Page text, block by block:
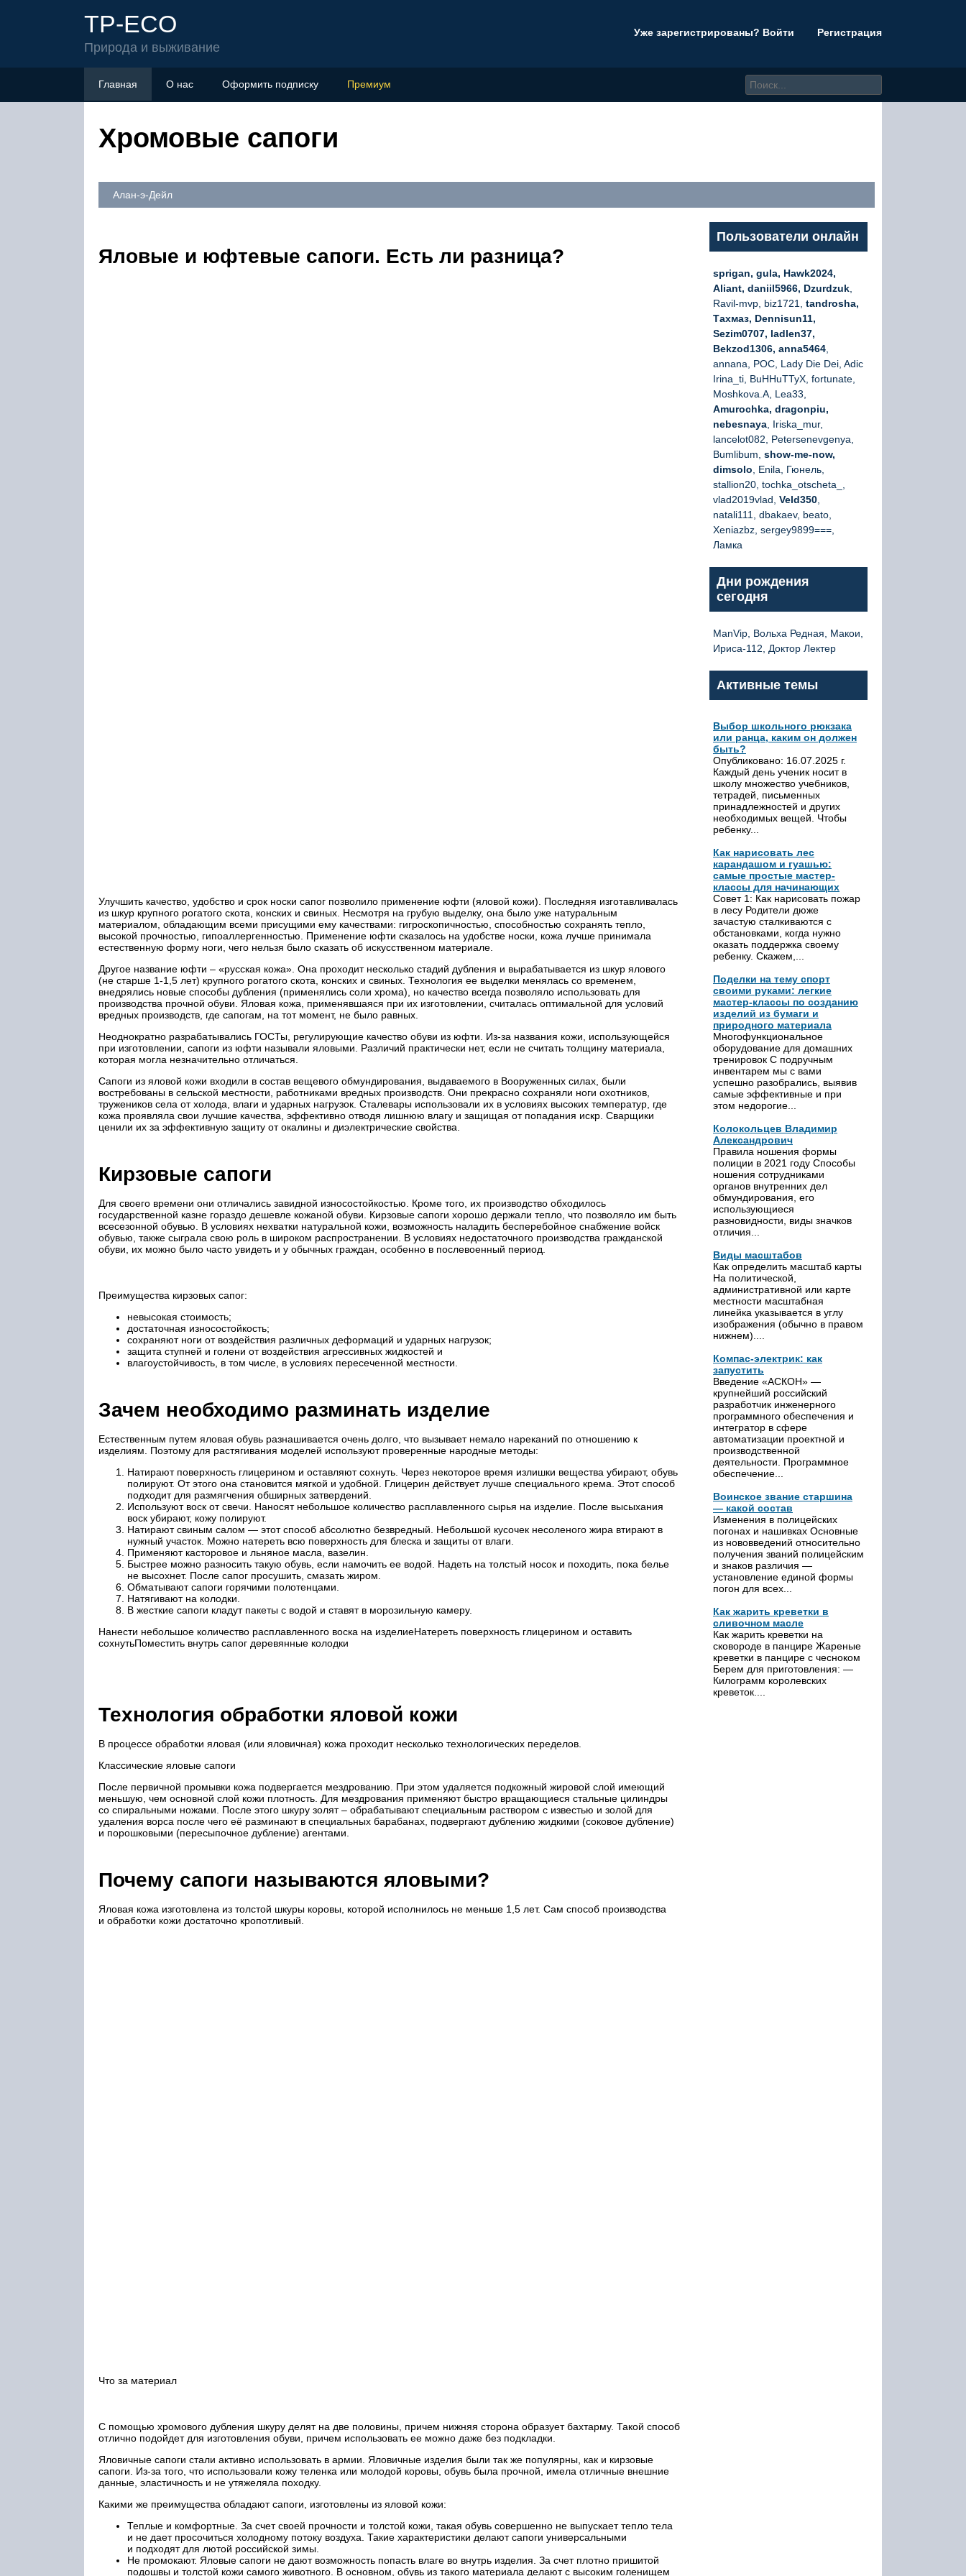
TP-ECO
Природа и выживание
Уже зарегистрированы? Войти Регистрация
Главная О нас Оформить подписку Премиум
Хромовые сапоги
Алан-э-Дейл
Яловые и юфтевые сапоги. Есть ли разница?
Улучшить качество, удобство и срок носки сапог позволило применение юфти (яловой кожи). Последняя изготавливалась
из шкур крупного рогатого скота, конских и свиных. Несмотря на грубую выделку, она было уже натуральным
материалом, обладающим всеми присущими ему качествами: гигроскопичностью, способностью сохранять тепло,
высокой прочностью, гипоаллергенностью. Применение юфти сказалось на удобстве носки, кожа лучше принимала
естественную форму ноги, чего нельзя было сказать об искусственном материале.
Другое название юфти – «русская кожа». Она проходит несколько стадий дубления и вырабатывается из шкур ялового
(не старше 1-1,5 лет) крупного рогатого скота, конских и свиных. Технология ее выделки менялась со временем,
внедрялись новые способы дубления (применялись соли хрома), но качество всегда позволяло использовать для
производства прочной обуви. Яловая кожа, применявшаяся при их изготовлении, считалась оптимальной для условий
вредных производств, где сапогам, на тот момент, не было равных.
Неоднократно разрабатывались ГОСТы, регулирующие качество обуви из юфти. Из-за названия кожи, использующейся
при изготовлении, сапоги из юфти называли яловыми. Различий практически нет, если не считать толщину материала,
которая могла незначительно отличаться.
Сапоги из яловой кожи входили в состав вещевого обмундирования, выдаваемого в Вооруженных силах, были
востребованы в сельской местности, работниками вредных производств. Они прекрасно сохраняли ноги охотников,
тружеников села от холода, влаги и ударных нагрузок. Сталевары использовали их в условиях высоких температур, где
кожа проявляла свои лучшие качества, эффективно отводя лишнюю влагу и защищая от попадания искр. Сварщики
ценили их за эффективную защиту от окалины и диэлектрические свойства.
Кирзовые сапоги
Для своего времени они отличались завидной износостойкостью. Кроме того, их производство обходилось
государственной казне гораздо дешевле кожаной обуви. Кирзовые сапоги хорошо держали тепло, что позволяло им быть
всесезонной обувью. В условиях нехватки натуральной кожи, возможность наладить бесперебойное снабжение войск
обувью, также сыграла свою роль в широком распространении. В условиях недостаточного производства гражданской
обуви, их можно было часто увидеть и у обычных граждан, особенно в послевоенный период.
Преимущества кирзовых сапог:
невысокая стоимость;
достаточная износостойкость;
сохраняют ноги от воздействия различных деформаций и ударных нагрузок;
защита ступней и голени от воздействия агрессивных жидкостей и
влагоустойчивость, в том числе, в условиях пересеченной местности.
Зачем необходимо разминать изделие
Естественным путем яловая обувь разнашивается очень долго, что вызывает немало нареканий по отношению к
изделиям. Поэтому для растягивания моделей используют проверенные народные методы:
Натирают поверхность глицерином и оставляют сохнуть. Через некоторое время излишки вещества убирают, обувь
полируют. От этого она становится мягкой и удобной. Глицерин действует лучше специального крема. Этот способ
подходит для размягчения обширных затвердений.
Используют воск от свечи. Наносят небольшое количество расплавленного сырья на изделие. После высыхания
воск убирают, кожу полируют.
Натирают свиным салом — этот способ абсолютно безвредный. Небольшой кусочек несоленого жира втирают в
нужный участок. Можно натереть всю поверхность для блеска и защиты от влаги.
Применяют касторовое и льняное масла, вазелин.
Быстрее можно разносить такую обувь, если намочить ее водой. Надеть на толстый носок и походить, пока белье
не высохнет. После сапог просушить, смазать жиром.
Обматывают сапоги горячими полотенцами.
Натягивают на колодки.
В жесткие сапоги кладут пакеты с водой и ставят в морозильную камеру.
Нанести небольшое количество расплавленного воска на изделиеНатереть поверхность глицерином и оставить
сохнутьПоместить внутрь сапог деревянные колодки
Технология обработки яловой кожи
В процессе обработки яловая (или яловичная) кожа проходит несколько технологических переделов.
Классические яловые сапоги
После первичной промывки кожа подвергается мездрованию. При этом удаляется подкожный жировой слой имеющий
меньшую, чем основной слой кожи плотность. Для мездрования применяют быстро вращающиеся стальные цилиндры
со спиральными ножами. После этого шкуру золят – обрабатывают специальным раствором с известью и золой для
удаления ворса после чего её разминают в специальных барабанах, подвергают дублению жидкими (соковое дубление)
и порошковыми (пересыпочное дубление) агентами.
Почему сапоги называются яловыми?
Яловая кожа изготовлена из толстой шкуры коровы, которой исполнилось не меньше 1,5 лет. Сам способ производства
и обработки кожи достаточно кропотливый.
Что за материал
С помощью хромового дубления шкуру делят на две половины, причем нижняя сторона образует бахтарму. Такой способ
отлично подойдет для изготовления обуви, причем использовать ее можно даже без подкладки.
Яловичные сапоги стали активно использовать в армии. Яловичные изделия были так же популярны, как и кирзовые
сапоги. Из-за того, что использовали кожу теленка или молодой коровы, обувь была прочной, имела отличные внешние
данные, эластичность и не утяжеляла походку.
Какими же преимущества обладают сапоги, изготовлены из яловой кожи:
Теплые и комфортные. За счет своей прочности и толстой кожи, такая обувь совершенно не выпускает тепло тела
и не дает просочиться холодному потоку воздуха. Такие характеристики делают сапоги универсальными
и подходят для лютой российской зимы.
Не промокают. Яловые сапоги не дают возможность попасть влаге во внутрь изделия. За счет плотно пришитой
подошвы и толстой кожи самого животного. В основном, обувь из такого материала делают с высоким голенищем
Пользователи онлайн
sprigan, gula, Hawk2024,
Aliant, daniil5966, Dzurdzuk
Ravil-mvp, biz1721, tandrosha,
Тахмаз, Dennisun11,
Sezim0707, ladlen37,
Bekzod1306, anna5464
annana, РОС, Lady Die Dei, Adic
Irina_ti, BuHHuTTyX, fortunate,
Moshkova.A, Lea33,
Amurochka, dragonpiu,
nebesnaya , Iriska_mur,
lancelot082, Petersenevgenya,
Bumlibum, show-me-now,
dimsolo , Enila, Гюнель,
stallion20, tochka_otscheta_,
vlad2019vlad, Veld350
natali111, dbakaev, beato,
Xeniazbz, sergey9899===,
Ламка
Дни рождения
сегодня
ManVip, Вольха Редная, Макои,
Ириса-112, Доктор Лектер
Активные темы
Выбор школьного рюкзака
или ранца, каким он должен
быть?
Опубликовано: 16.07.2025 г.
Каждый день ученик носит в
школу множество учебников,
тетрадей, письменных
принадлежностей и других
необходимых вещей. Чтобы
ребенку...
Как нарисовать лес
карандашом и гуашью:
самые простые мастер-
классы для начинающих
Совет 1: Как нарисовать пожар
в лесу Родители дюже
зачастую сталкиваются с
обстановками, когда нужно
оказать поддержка своему
ребенку. Скажем,...
Поделки на тему спорт
своими руками: легкие
мастер-классы по созданию
изделий из бумаги и
природного материала
Многофункциональное
оборудование для домашних
тренировок С подручным
инвентарем мы с вами
успешно разобрались, выявив
самые эффективные и при
этом недорогие...
Колокольцев Владимир
Александрович
Правила ношения формы
полиции в 2021 году Способы
ношения сотрудниками
органов внутренних дел
обмундирования, его
использующиеся
разновидности, виды значков
отличия...
Виды масштабов
Как определить масштаб карты
На политической,
административной или карте
местности масштабная
линейка указывается в углу
изображения (обычно в правом
нижнем)....
Компас-электрик: как
запустить
Введение «АСКОН» —
крупнейший российский
разработчик инженерного
программного обеспечения и
интегратор в сфере
автоматизации проектной и
производственной
деятельности. Программное
обеспечение...
Воинское звание старшина
— какой состав
Изменения в полицейских
погонах и нашивках Основные
из нововведений относительно
получения званий полицейским
и знаков различия —
установление единой формы
погон для всех...
Как жарить креветки в
сливочном масле
Как жарить креветки на
сковороде в панцире Жареные
креветки в панцире с чесноком
Берем для приготовления: —
Килограмм королевских
креветок....